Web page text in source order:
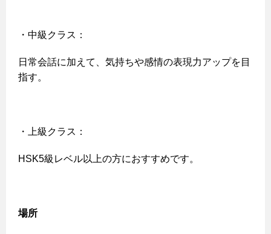
・中級クラス：
日常会話に加えて、気持ちや感情の表現力アップを目
指す。
・上級クラス：
HSK5級レベル以上の方におすすめです。
場所